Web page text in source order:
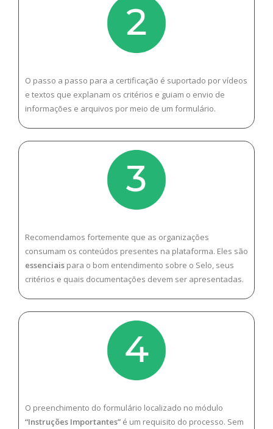
O passo a passo para a certificação é suportado por vídeos
e textos que explanam os critérios e guiam o envio de
informações e arquivos por meio de um formulário.
Recomendamos fortemente que as organizações
consumam os conteúdos presentes na plataforma. Eles são
essenciais para o bom entendimento sobre o Selo, seus
critérios e quais documentações devem ser apresentadas.
O preenchimento do formulário localizado no módulo
“Instruções Importantes” é um requisito do processo. Sem